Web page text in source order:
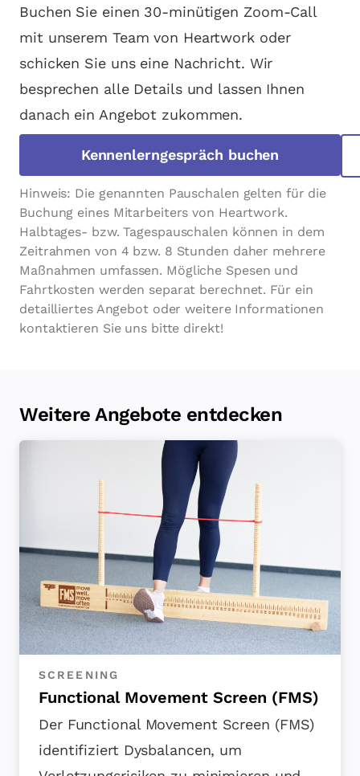
Buchen Sie einen 30-minütigen Zoom-Call
mit unserem Team von Heartwork oder
schicken Sie uns eine Nachricht. Wir
besprechen alle Details und lassen Ihnen
danach ein Angebot zukommen.
Kennenlerngespräch buchen
Hinweis: Die genannten Pauschalen gelten für die
Buchung eines Mitarbeiters von Heartwork.
Halbtages- bzw. Tagespauschalen können in dem
Zeitrahmen von 4 bzw. 8 Stunden daher mehrere
Maßnahmen umfassen. Mögliche Spesen und
Fahrtkosten werden separat berechnet. Für ein
detailliertes Angebot oder weitere Informationen
kontaktieren Sie uns bitte direkt!
Weitere Angebote entdecken
SCREENING
Functional Movement Screen (FMS)
Der Functional Movement Screen (FMS)
identifiziert Dysbalancen, um